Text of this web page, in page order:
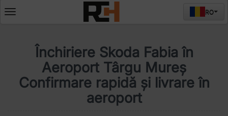
Deschide
RO
Închiriere Skoda Fabia în
Aeroport Târgu Mureș
Confirmare rapidă și livrare în
aeroport